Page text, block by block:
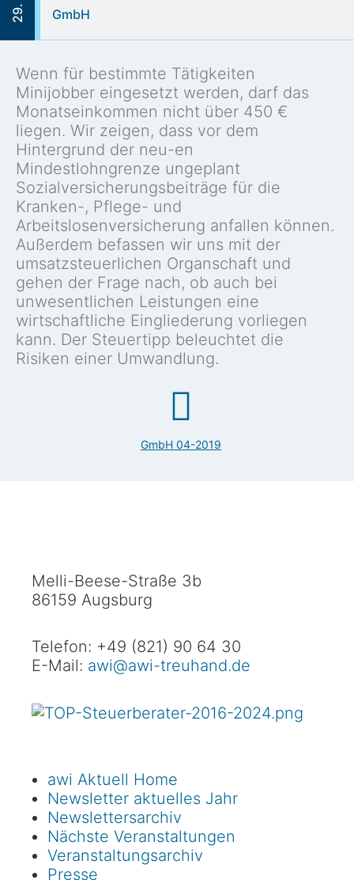
GmbH
Wenn für bestimmte Tätigkeiten
Minijobber eingesetzt werden, darf das
Monatseinkommen nicht über 450 €
liegen. Wir zeigen, dass vor dem
Hintergrund der neu-en
Mindestlohngrenze ungeplant
Sozialversicherungsbeiträge für die
Kranken-, Pflege- und
Arbeitslosenversicherung anfallen können.
Außerdem befassen wir uns mit der
umsatzsteuerlichen Organschaft und
gehen der Frage nach, ob auch bei
unwesentlichen Leistungen eine
wirtschaftliche Eingliederung vorliegen
kann. Der Steuertipp beleuchtet die
Risiken einer Umwandlung.
GmbH 04-2019
Melli-Beese-Straße 3b
86159 Augsburg
Telefon: +49 (821) 90 64 30
E-Mail: awi@awi-treuhand.de
awi Aktuell Home
Newsletter aktuelles Jahr
Newslettersarchiv
Nächste Veranstaltungen
Veranstaltungsarchiv
Presse